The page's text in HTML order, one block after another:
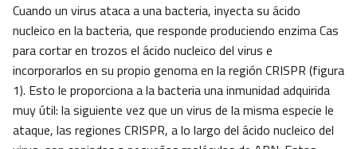
Cuando un virus ataca a una bacteria, inyecta su ácido
nucleico en la bacteria, que responde produciendo enzima Cas
para cortar en trozos el ácido nucleico del virus e
incorporarlos en su propio genoma en la región CRISPR (figura
1). Esto le proporciona a la bacteria una inmunidad adquirida
muy útil: la siguiente vez que un virus de la misma especie le
ataque, las regiones CRISPR, a lo largo del ácido nucleico del